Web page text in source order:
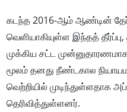
கடந்த 2016-ஆம் ஆண்டின்
வெளியாகியுள்ள இந்தத்
முக்கிய சட்ட
மூலம் தனது நீண்டகால
வெற்றியில் முடிந்துள்ளதாக
தெரிவித்துள்ளனர்.